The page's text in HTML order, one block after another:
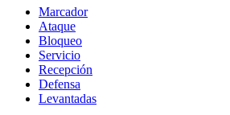
Marcador
Ataque
Bloqueo
Servicio
Recepción
Defensa
Levantadas